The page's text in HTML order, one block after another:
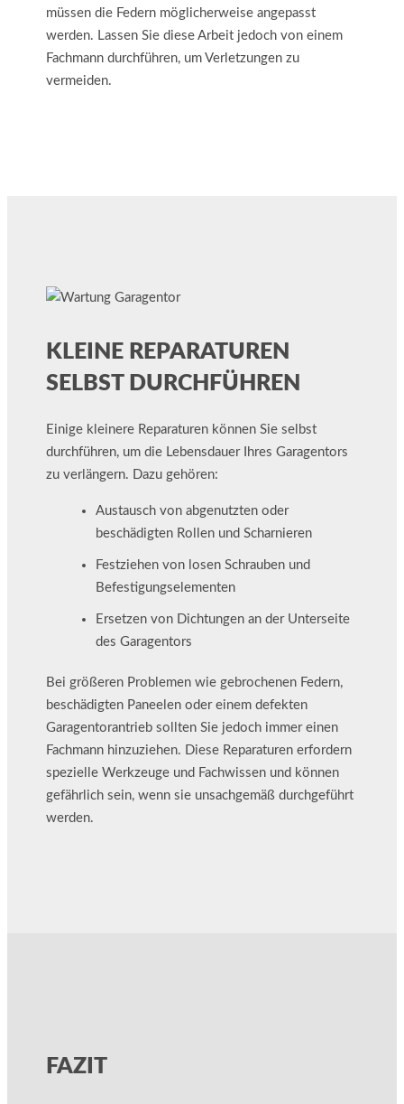
müssen die Federn möglicherweise angepasst
werden. Lassen Sie diese Arbeit jedoch von einem
Fachmann durchführen, um Verletzungen zu
vermeiden.
KLEINE REPARATUREN
SELBST DURCHFÜHREN
Einige kleinere Reparaturen können Sie selbst
durchführen, um die Lebensdauer Ihres Garagentors
zu verlängern. Dazu gehören:
Austausch von abgenutzten oder
beschädigten Rollen und Scharnieren
Festziehen von losen Schrauben und
Befestigungselementen
Ersetzen von Dichtungen an der Unterseite
des Garagentors
Bei größeren Problemen wie gebrochenen Federn,
beschädigten Paneelen oder einem defekten
Garagentorantrieb sollten Sie jedoch immer einen
Fachmann hinzuziehen. Diese Reparaturen erfordern
spezielle Werkzeuge und Fachwissen und können
gefährlich sein, wenn sie unsachgemäß durchgeführt
werden.
FAZIT